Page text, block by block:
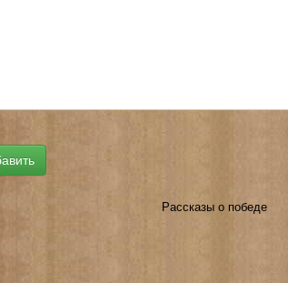
Рассказы о победе